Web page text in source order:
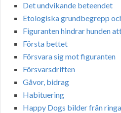
Det undvikande beteendet
Etologiska grundbegrepp
Figuranten hindrar hunden
Första bettet
Försvara sig mot figuranten
Försvarsdriften
Gåvor, bidrag
Habituering
Happy Dogs bilder från